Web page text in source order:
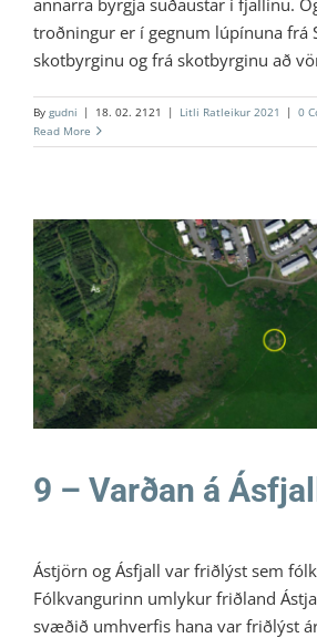
annarra byrgja suðaustar í fjallinu.
troðningur er í gegnum lúpínuna frá
skotbyrginu og frá skotbyrginu að
By gudni | 18. 02. 2121 | Litli Ratleikur 2021 | 0
Read More
9 – Varðan á Ásfjalli
Litli Ratleikur 2021
9 – Varðan á
Ástjörn og Ásfjall var friðlýst sem
Fólkvangurinn umlykur friðland
svæðið umhverfis hana var friðlýst